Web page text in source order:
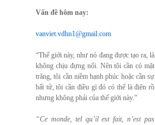
Vấn đề hôm nay:
vanviet.vdhn1@gmail.com
“Thế giới này, như nó đang được tạo ra, là
không chịu đựng nổi. Nên tôi cần có mặt
trăng, tôi cần niềm hạnh phúc hoặc cần sự
bất tử, tôi cần điều gì đó có thể là điên rồ
nhưng không phải của thế giới này.”
“Ce monde, tel qu’il est fait, n’est pas